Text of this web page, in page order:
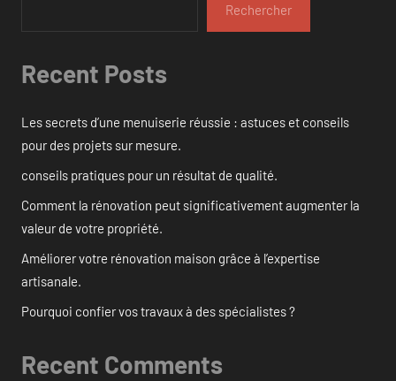
Rechercher
Recent Posts
Les secrets d’une menuiserie réussie : astuces et conseils
pour des projets sur mesure.
conseils pratiques pour un résultat de qualité.
Comment la rénovation peut significativement augmenter la
valeur de votre propriété.
Améliorer votre rénovation maison grâce à l’expertise
artisanale.
Pourquoi confier vos travaux à des spécialistes ?
Recent Comments